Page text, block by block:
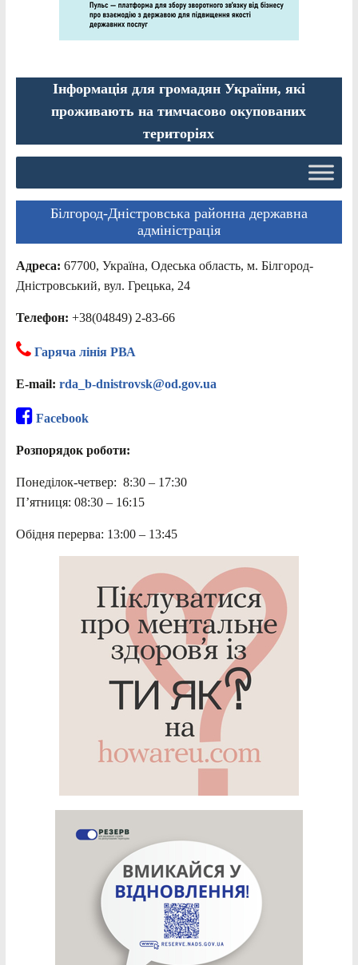
Інформація для громадян України, які
проживають на тимчасово окупованих
територіях
Білгород-Дністровська районна державна
адміністрація
Адреса: 67700, Україна, Одеська область, м. Білгород-
Дністровський, вул. Грецька, 24
Телефон: +38(04849) 2-83-66
Гаряча лінія РВА
E-mail: rda_b-dnistrovsk@od.gov.ua
Facebook
Розпорядок роботи:
Понеділок-четвер: 8:30 – 17:30
П’ятниця: 08:30 – 16:15
Обідня перерва: 13:00 – 13:45